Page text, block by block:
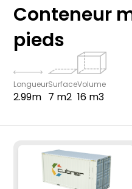
Conteneur
pieds
Longueur
2.99m
Surface
7 m2
Volume
16 m3